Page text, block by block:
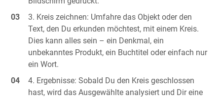
Kreis zeichnen: Umfahre das Objekt oder den
Text, den Du erkunden möchtest, mit einem Kreis.
Dies kann alles sein – ein Denkmal, ein
unbekanntes Produkt, ein Buchtitel oder einfach nur
ein Wort.
Ergebnisse: Sobald Du den Kreis geschlossen
hast, wird das Ausgewählte analysiert und Dir eine